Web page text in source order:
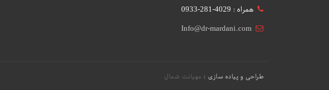
همراه : 4029-281-0933
Info@dr-mardani.com
طراحی و پیاده سازی : مهیانت شمال